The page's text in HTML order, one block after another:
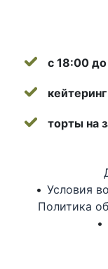
с 18:00
кейтеринг
торты на
Условия
Политика